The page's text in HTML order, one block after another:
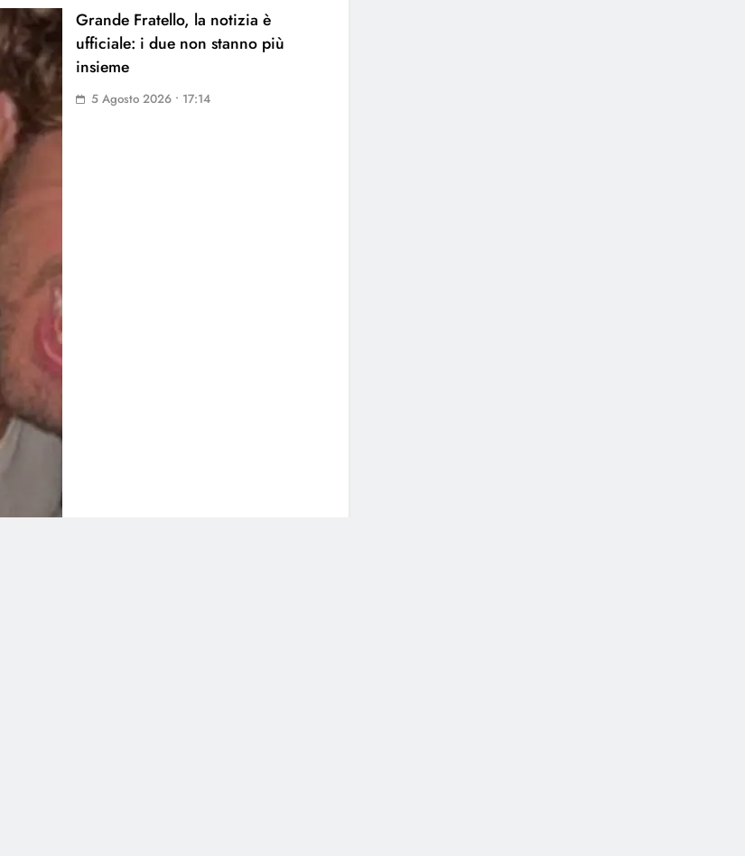
Grande Fratello, la notizia è
ufficiale: i due non stanno più
insieme
5 Agosto 2026 • 17:14